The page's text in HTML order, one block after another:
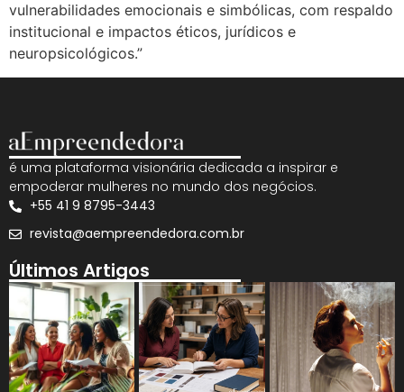
vulnerabilidades emocionais e simbólicas, com respaldo
institucional e impactos éticos, jurídicos e
neuropsicológicos.”
é uma plataforma visionária dedicada a inspirar e
empoderar mulheres no mundo dos negócios.
+55 41 9 8795-3443
revista@aempreendedora.com.br
Últimos Artigos